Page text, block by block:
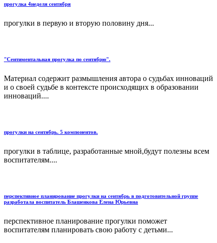
прогулка 4неделя сентября
прогулки в первую и вторую половину дня...
"Сентиментальная прогулка по сентябрю".
Материал содержит размышления автора о судьбах инноваций
и о своей судьбе в контексте происходящих в образовании
инноваций....
прогулки на сентябрь. 5 компонентов.
прогулки в таблице, разработанные мной,будут полезны всем
воспитателям....
перспективное планирование прогулки на сентябрь в подготовительной группе
разработала воспитатель Блашенкова Елена Юрьевна
перспективное планирование прогулки поможет
воспитателям планировать свою работу с детьми...